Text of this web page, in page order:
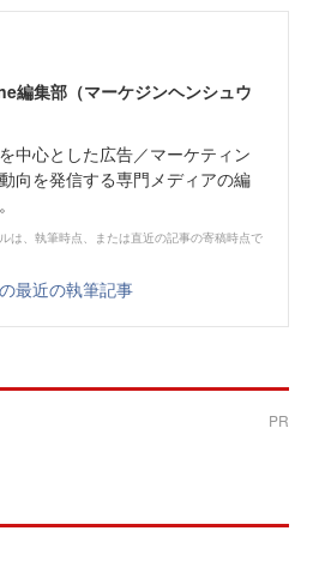
編集部（マーケジンヘンシュウ
中心とした広告／マーケティン
向を発信する専門メディアの編
は、執筆時点、または直近の記事の寄稿時点で
最近の執筆記事
PR